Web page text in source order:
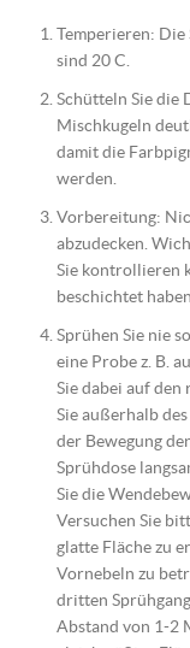
Temperieren: Die
sind 20 C.
Schütteln Sie die
Mischkugeln
damit die
werden.
Vorbereitung:
abzudecken.
Sie kontrollieren
beschichtet
Sprühen Sie nie
eine Probe z. B.
Sie dabei auf
Sie außerhalb
der Bewegung
Sprühdose
Sie die
Versuchen Sie
glatte Fläche zu
Vornebeln zu
dritten Sprühgang
Abstand von 1-2